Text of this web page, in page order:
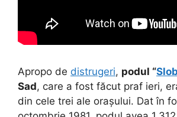
Apropo de distrugeri, podul “
Sad, care a fost făcut praf ieri,
din cele trei ale orașului. Dat în